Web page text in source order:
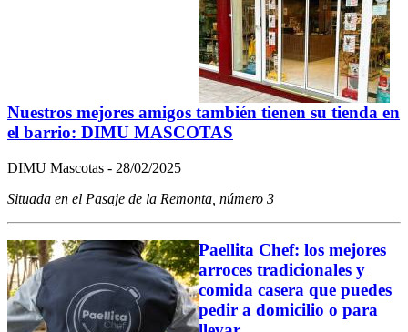
Nuestros mejores amigos también tienen su tienda en
el barrio: DIMU MASCOTAS
DIMU Mascotas - 28/02/2025
Situada en el Pasaje de la Remonta, número 3
Paellita Chef: los mejores
arroces tradicionales y
comida casera que puedes
pedir a domicilio o para